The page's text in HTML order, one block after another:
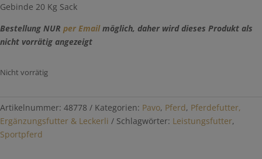
Gebinde 20 Kg Sack
Bestellung NUR per Emailmöglich, daher wird dieses Produkt als
nicht vorrätig angezeigt
Nicht vorrätig
Artikelnummer: 48778 Kategorien: Pavo, Pferd, Pferdefutter,
Ergänzungsfutter & Leckerli
Schlagwörter: Leistungsfutter,
Sportpferd